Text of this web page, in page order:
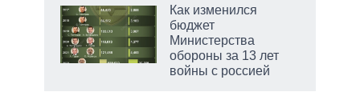
Как изменился
бюджет
Министерства
обороны за 13 лет
войны с россией